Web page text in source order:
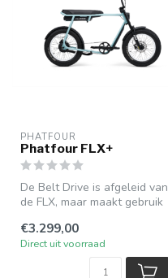
PHATFOUR
Phatfour FLX+
De Belt Drive is afgeleid van
de FLX, maar maakt gebruik
€3.299,00
Direct uit voorraad